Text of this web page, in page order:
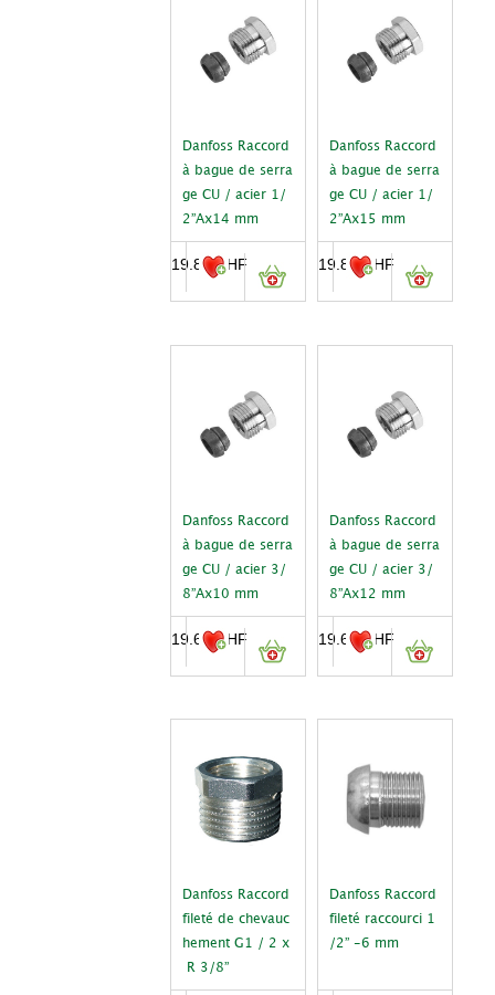
Danfoss Raccord
à bague de serra
ge CU / acier 1/
2”Ax14 mm
19.80CHF
Danfoss Raccord
à bague de serra
ge CU / acier 1/
2”Ax15 mm
19.80CHF
Danfoss Raccord
à bague de serra
ge CU / acier 3/
8”Ax10 mm
19.60CHF
Danfoss Raccord
à bague de serra
ge CU / acier 3/
8”Ax12 mm
19.60CHF
Danfoss Raccord
fileté de chevauc
hement G1 / 2 x
R 3/8”
Danfoss Raccord
fileté raccourci 1
/2” -6 mm